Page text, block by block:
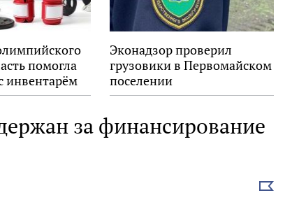
помогла
инвентарём
Эконадзор проверил
грузовики в Первомайском
поселении
за финансирование
Выбрать